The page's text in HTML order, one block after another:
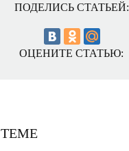
ПОДЕЛИСЬ СТАТЬЕЙ:
ОЦЕНИТЕ СТАТЬЮ: